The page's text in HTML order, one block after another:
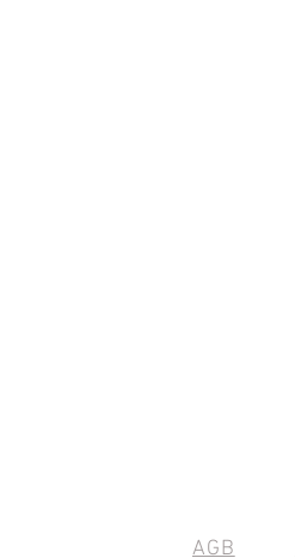
AGB